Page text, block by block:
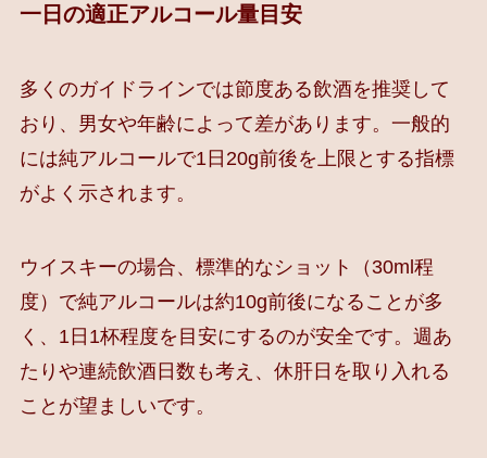
一日の適正アルコール量目安
多くのガイドラインでは節度ある飲酒を推奨して
おり、男女や年齢によって差があります。一般的
には純アルコールで1日20g前後を上限とする指標
がよく示されます。
ウイスキーの場合、標準的なショット（30ml程
度）で純アルコールは約10g前後になることが多
く、1日1杯程度を目安にするのが安全です。週あ
たりや連続飲酒日数も考え、休肝日を取り入れる
ことが望ましいです。